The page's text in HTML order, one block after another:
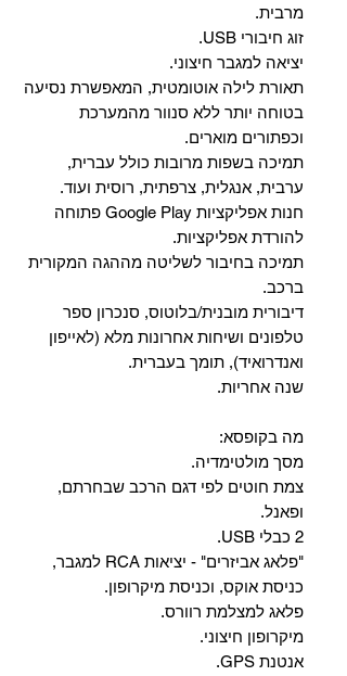
מרבית.
זוג חיבורי USB.
יציאה למגבר חיצוני.
תאורת לילה אוטומטית, המאפשרת נסיעה
בטוחה יותר ללא סנוור מהמערכת
וכפתורים מוארים.
תמיכה בשפות מרובות כולל עברית,
ערבית, אנגלית, צרפתית, רוסית ועוד.
‏חנות אפליקציות Google Play פתוחה
להורדת אפליקציות.
‏תמיכה בחיבור לשליטה מההגה המקורית
ברכב.
‏דיבורית מובנית/בלוטוס, ‏סנכרון ספר
טלפונים ושיחות אחרונות מלא (לאייפון
ואנדרואיד), תומך בעברית.
שנה אחריות.
מה בקופסא:
מסך מולטימדיה.
צמת חוטים לפי דגם הרכב שבחרתם,
ופאנל.
2 כבלי USB.
"פלאג אביזרים" - יציאות RCA למגבר,
כניסת אוקס, וכניסת מיקרופון.
פלאג למצלמת רוורס.
מיקרופון חיצוני.
אנטנת GPS.